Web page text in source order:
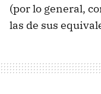
(por lo general,
las de sus